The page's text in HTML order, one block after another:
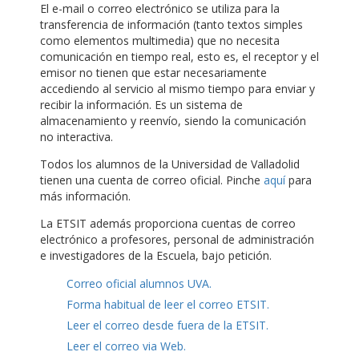
El e-mail o correo electrónico se utiliza para la
transferencia de información (tanto textos simples
como elementos multimedia) que no necesita
comunicación en tiempo real, esto es, el receptor y el
emisor no tienen que estar necesariamente
accediendo al servicio al mismo tiempo para enviar y
recibir la información. Es un sistema de
almacenamiento y reenvío, siendo la comunicación
no interactiva.
Todos los alumnos de la Universidad de Valladolid
tienen una cuenta de correo oficial. Pinche aquípara
más información.
La ETSIT además proporciona cuentas de correo
electrónico a profesores, personal de administración
e investigadores de la Escuela, bajo petición.
Correo oficial alumnos UVA.
Forma habitual de leer el correo ETSIT.
Leer el correo desde fuera de la ETSIT.
Leer el correo via Web.